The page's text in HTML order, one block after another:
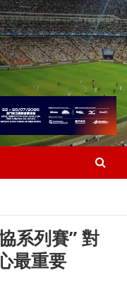
系列賽” 對
最重要